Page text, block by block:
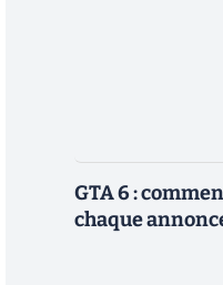
GTA 6 :
chaque